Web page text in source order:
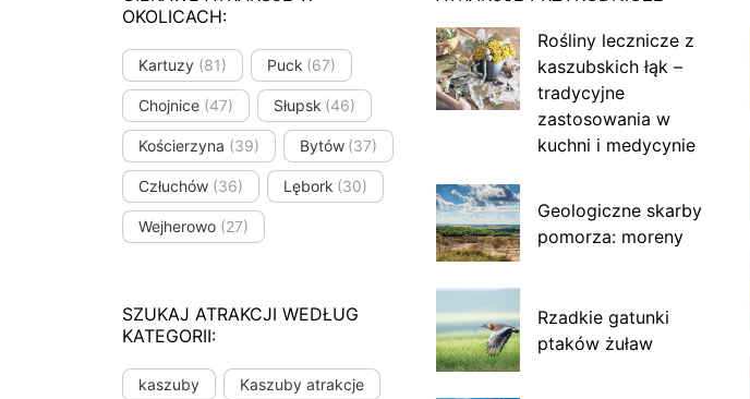
OKOLICACH:
Kartuzy (81) Puck (67)
Chojnice (47) Słupsk (46)
Kościerzyna (39) Bytów (37)
Człuchów (36) Lębork (30)
Wejherowo (27)
SZUKAJ ATRAKCJI WEDŁUG
KATEGORII:
kaszuby Kaszuby atrakcje
Rośliny lecznicze z
kaszubskich łąk –
tradycyjne
zastosowania w
kuchni i medycynie
Geologiczne skarby
pomorza: moreny
Rzadkie gatunki
ptaków żuław